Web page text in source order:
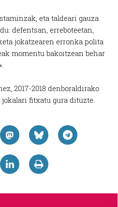
eta taldeari gauza
defentsan, erreboteetan,
jokatzearen erronka polita
momentu bakoitzean behar
2017-2018 denboraldirako
fitxatu gura dituzte.